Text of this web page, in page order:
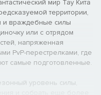
мир Тау Кита
территории,
и враждебные силы
или с отрядом
напряженная
PvP-перестрелками, где
самые подготовленные.
уровень силы,